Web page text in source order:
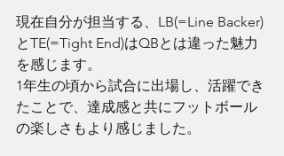
現在自分が担当する、LB(=Line Backer)
とTE(=Tight End)はQBとは違った魅力
を感じます。
1年生の頃から試合に出場し、活躍でき
たことで、達成感と共にフットボール
の楽しさもより感じました。